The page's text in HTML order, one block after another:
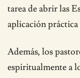
tarea de abrir las
aplicación práctica
Además, los
espiritualmente a